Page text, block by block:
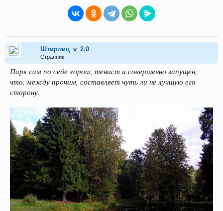
Штирлиц_v_2.0
Странник
Парк сам по себе хорош, тенист и совершенно запущен,
что, между прочим, составляет чуть ли не лучшую его
сторону.